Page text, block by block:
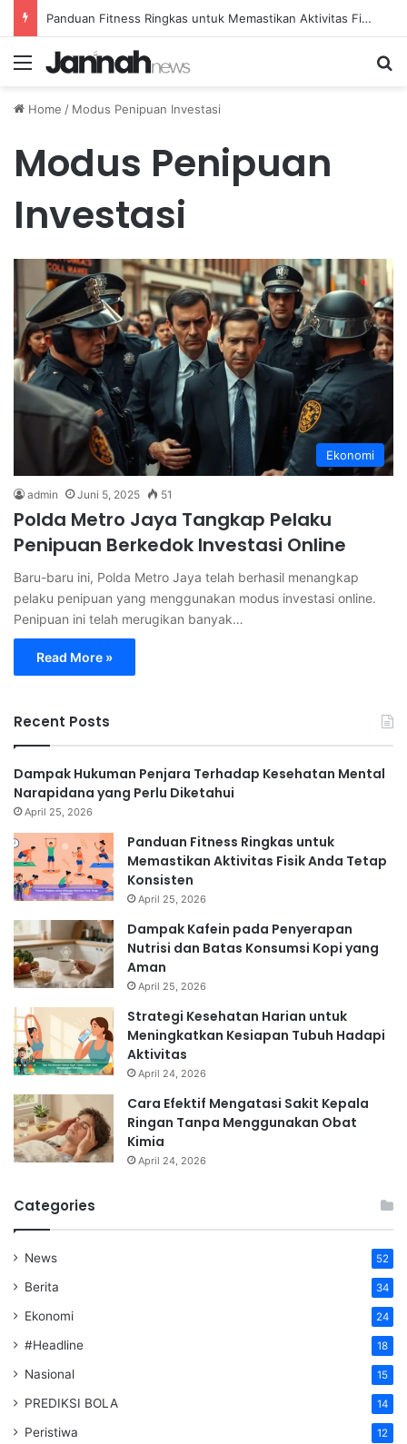
Panduan Fitness Ringkas untuk Memastikan Aktivitas Fisik Anda Tetap Konsisten
Menu
Home / Modus Penipuan Investasi
Modus Penipuan
Investasi
Ekonomi
admin Juni 5, 2025 51
Polda Metro Jaya Tangkap Pelaku
Penipuan Berkedok Investasi Online
Baru-baru ini, Polda Metro Jaya telah berhasil menangkap
pelaku penipuan yang menggunakan modus investasi online.
Penipuan ini telah merugikan banyak…
Read More »
Recent Posts
Dampak Hukuman Penjara Terhadap Kesehatan Mental
Narapidana yang Perlu Diketahui
April 25, 2026
Panduan Fitness Ringkas untuk
Memastikan Aktivitas Fisik Anda Tetap
Konsisten
April 25, 2026
Dampak Kafein pada Penyerapan
Nutrisi dan Batas Konsumsi Kopi yang
Aman
April 25, 2026
Strategi Kesehatan Harian untuk
Meningkatkan Kesiapan Tubuh Hadapi
Aktivitas
April 24, 2026
Cara Efektif Mengatasi Sakit Kepala
Ringan Tanpa Menggunakan Obat
Kimia
April 24, 2026
Categories
News 52
Berita 34
Ekonomi 24
#Headline 18
Nasional 15
PREDIKSI BOLA 14
Peristiwa 12